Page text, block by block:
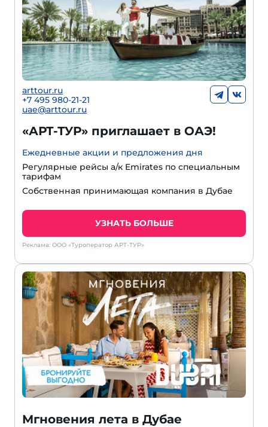
arttour.ru
+7 495 980-21-21
uae@arttour.ru
«АРТ-ТУР» приглашает в ОАЭ!
Ежедневные акции и предложения дня
Регулярные рейсы а/к Emirates по специальным
тарифам
Собственная принимающая компания в Дубае
УЗНАТЬ БОЛЬШЕ
Реклама: ООО «Туроператор АРТ-ТУР»
Мгновения лета в Дубае